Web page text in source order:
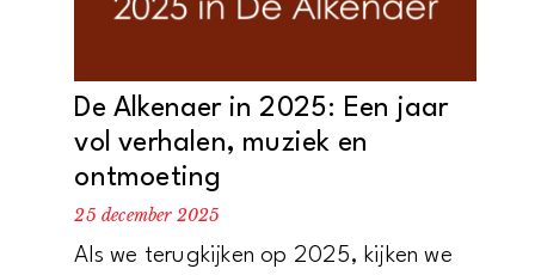
De Alkenaer in 2025: Een jaar
vol verhalen, muziek en
ontmoeting
25 december 2025
Als we terugkijken op 2025, kijken we